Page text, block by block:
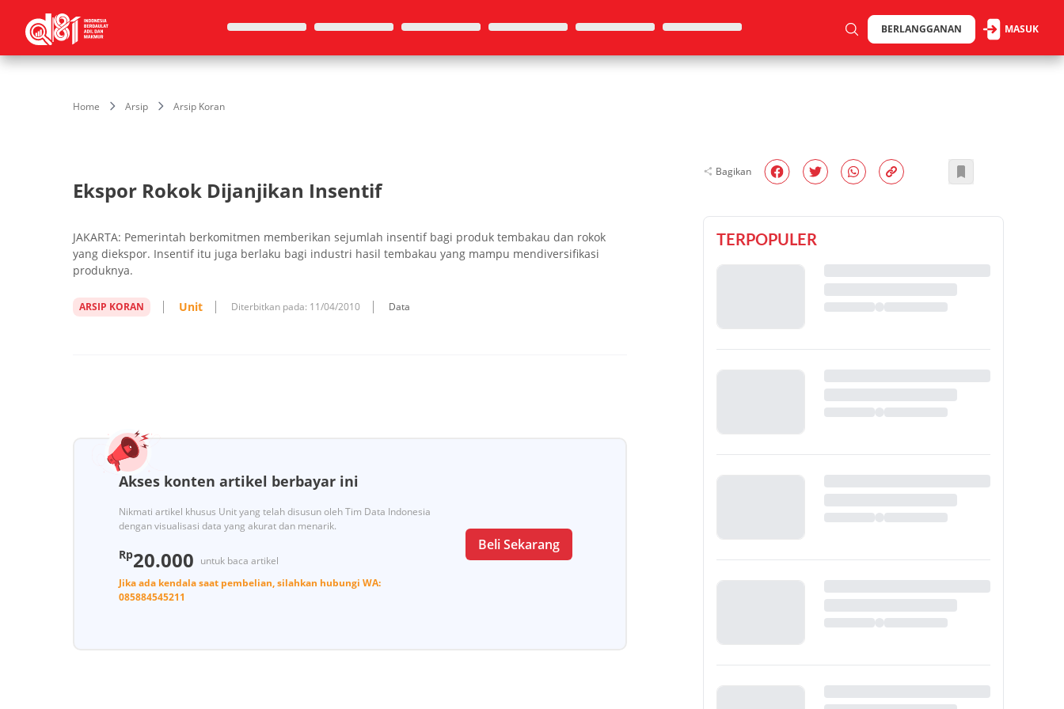
BERLANGGANAN MASUK
Home Arsip Arsip Koran
Ekspor Rokok Dijanjikan Insentif
JAKARTA: Pemerintah berkomitmen memberikan sejumlah insentif bagi produk tembakau dan rokok
yang diekspor. Insentif itu juga berlaku bagi industri hasil tembakau yang mampu mendiversifikasi
produknya.
ARSIP KORAN Unit Diterbitkan pada: 11/04/2010 Data
Akses konten artikel berbayar ini
Nikmati artikel khusus Unit yang telah disusun oleh Tim Data Indonesia
dengan visualisasi data yang akurat dan menarik.
Rp20.000 untuk baca artikel
Jika ada kendala saat pembelian, silahkan hubungi WA:
085884545211
Beli Sekarang
Bagikan
TERPOPULER